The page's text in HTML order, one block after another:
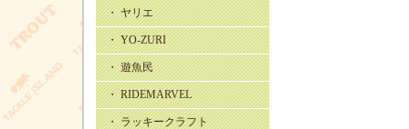
・ ヤリエ
・ YO-ZURI
・ 遊魚民
・ RIDEMARVEL
・ ラッキークラフト